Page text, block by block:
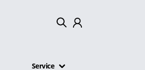
Service